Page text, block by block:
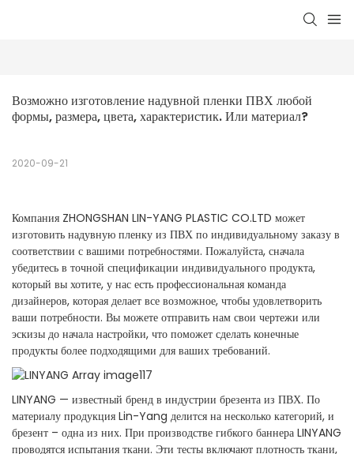
Возможно изготовление надувной пленки ПВХ любой
формы, размера, цвета, характеристик. Или материал?
2020-09-21
Компания ZHONGSHAN LIN-YANG PLASTIC CO.LTD может
изготовить надувную пленку из ПВХ по индивидуальному заказу в
соответствии с вашими потребностями. Пожалуйста, сначала
убедитесь в точной спецификации индивидуального продукта,
который вы хотите, у нас есть профессиональная команда
дизайнеров, которая делает все возможное, чтобы удовлетворить
ваши потребности. Вы можете отправить нам свои чертежи или
эскизы до начала настройки, что поможет сделать конечные
продукты более подходящими для ваших требований.
LINYANG — известный бренд в индустрии брезента из ПВХ. По
материалу продукция Lin-Yang делится на несколько категорий, и
брезент – одна из них. При производстве гибкого баннера LINYANG
проводятся испытания ткани. Эти тесты включают плотность ткани,